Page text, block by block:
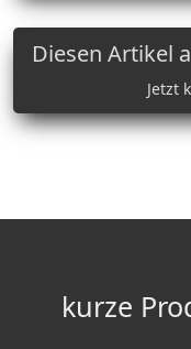
Diesen Artikel
Jetzt
kurze